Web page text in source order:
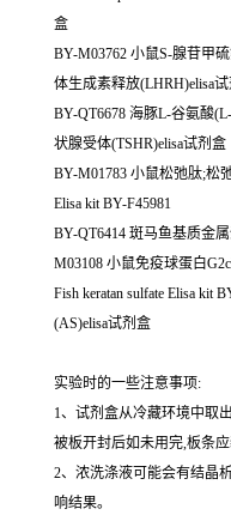
盒
BY-M03762 小鼠S-腺苷甲
体生成素释放(LHRH)elisa
BY-QT6678 海豚L-谷氨酸
状腺受体(TSHR)elisa试剂盒
BY-M01783 小鼠松弛肽;松
Elisa kit BY-F45981
BY-QT6414 斑马鱼基质金
M03108 小鼠免疫球蛋白
Fish keratan sulfate Elisa kit
(AS)elisa试剂盒
实验时的一些注意事项:
1、试剂盒从冷藏环境中取
被板开封后如未用完,板条应
2、浓洗涤液可能会有结晶
响结果。